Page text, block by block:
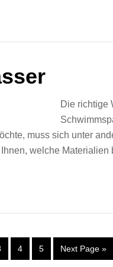
Die richtige
muss sich unter
welche
4 5 Next Page »